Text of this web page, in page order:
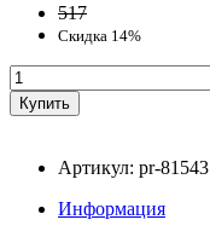
517
Скидка 14%
Артикул: pr-81543
Информация